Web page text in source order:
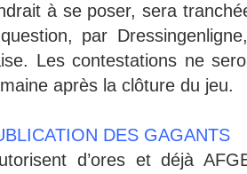
à se poser, sera
par
Les contestations ne
après la clôture du jeu.
DES GAGANTS
d’ores et déjà